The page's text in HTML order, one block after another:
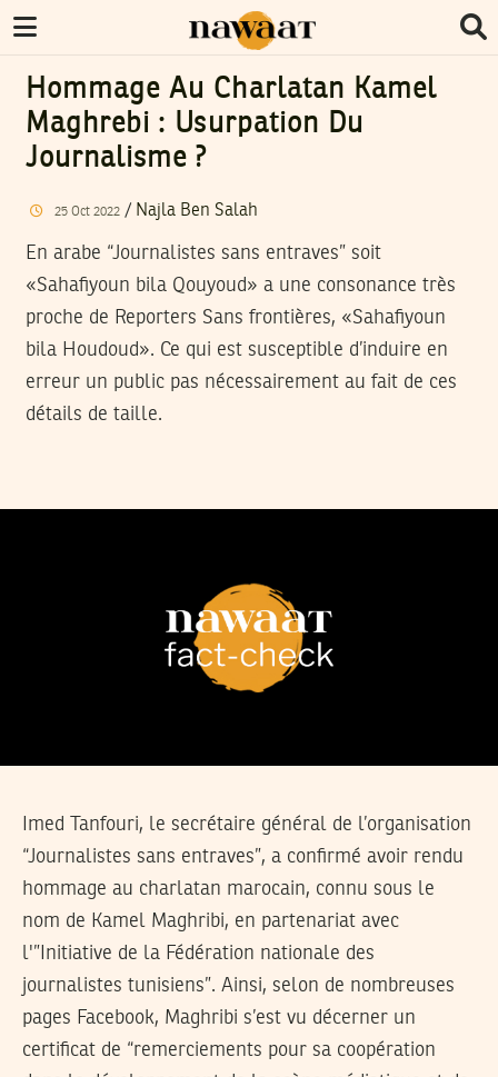
Hommage Au Charlatan Kamel
Maghrebi : Usurpation Du
Journalisme ?
25 Oct 2022/ Najla Ben Salah
En arabe “Journalistes sans entraves” soit
«Sahafiyoun bila Qouyoud» a une consonance très
proche de Reporters Sans frontières, «Sahafiyoun
bila Houdoud». Ce qui est susceptible d’induire en
erreur un public pas nécessairement au fait de ces
détails de taille.
Imed Tanfouri, le secrétaire général de l’organisation
“Journalistes sans entraves”, a confirmé avoir rendu
hommage au charlatan marocain, connu sous le
nom de Kamel Maghribi, en partenariat avec
l'”Initiative de la Fédération nationale des
journalistes tunisiens”. Ainsi, selon de nombreuses
pages Facebook, Maghribi s’est vu décerner un
certificat de “remerciements pour sa coopération